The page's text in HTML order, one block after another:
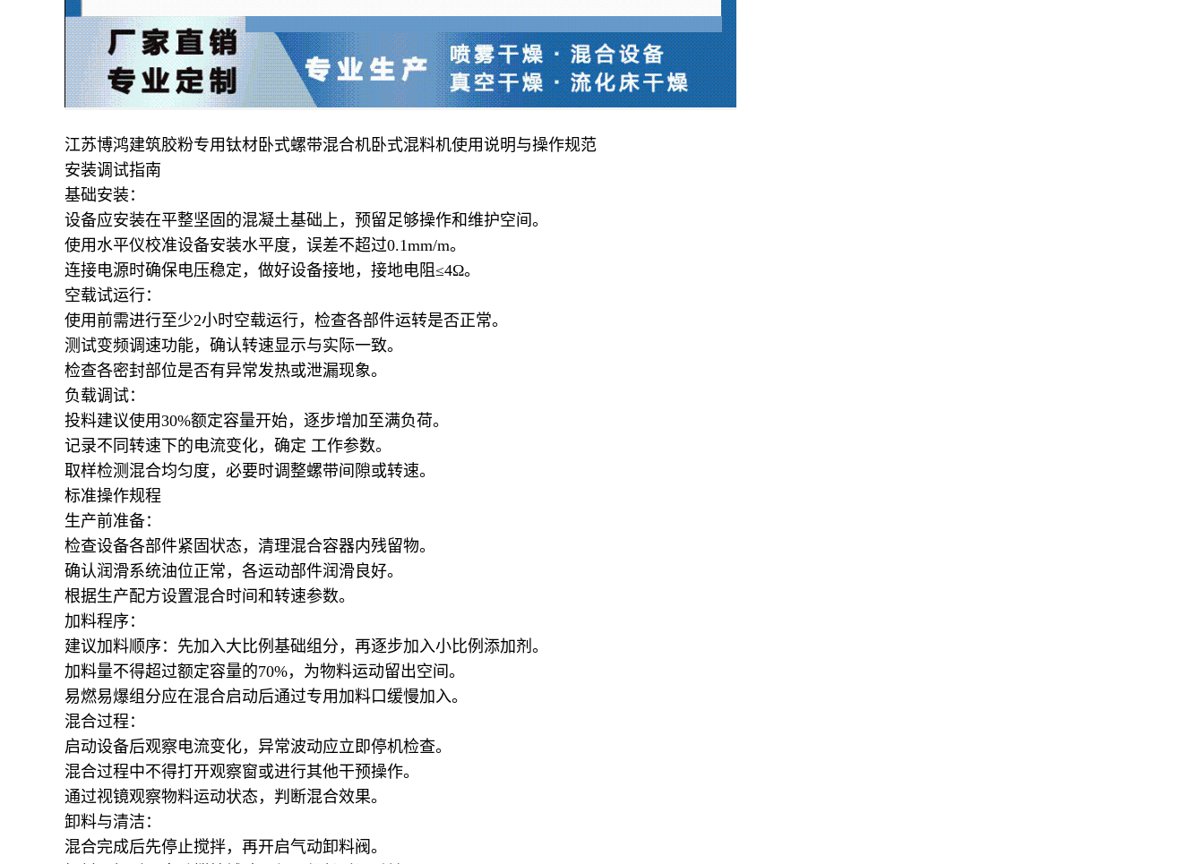
江苏博鸿建筑胶粉专用钛材卧式螺带混合机卧式混料机使用说明与操作规范
安装调试指南
基础安装：
设备应安装在平整坚固的混凝土基础上，预留足够操作和维护空间。
使用水平仪校准设备安装水平度，误差不超过0.1mm/m。
连接电源时确保电压稳定，做好设备接地，接地电阻≤4Ω。
空载试运行：
使用前需进行至少2小时空载运行，检查各部件运转是否正常。
测试变频调速功能，确认转速显示与实际一致。
检查各密封部位是否有异常发热或泄漏现象。
负载调试：
投料建议使用30%额定容量开始，逐步增加至满负荷。
记录不同转速下的电流变化，确定 工作参数。
取样检测混合均匀度，必要时调整螺带间隙或转速。
标准操作规程
生产前准备：
检查设备各部件紧固状态，清理混合容器内残留物。
确认润滑系统油位正常，各运动部件润滑良好。
根据生产配方设置混合时间和转速参数。
加料程序：
建议加料顺序：先加入大比例基础组分，再逐步加入小比例添加剂。
加料量不得超过额定容量的70%，为物料运动留出空间。
易燃易爆组分应在混合启动后通过专用加料口缓慢加入。
混合过程：
启动设备后观察电流变化，异常波动应立即停机检查。
混合过程中不得打开观察窗或进行其他干预操作。
通过视镜观察物料运动状态，判断混合效果。
卸料与清洁：
混合完成后先停止搅拌，再开启气动卸料阀。